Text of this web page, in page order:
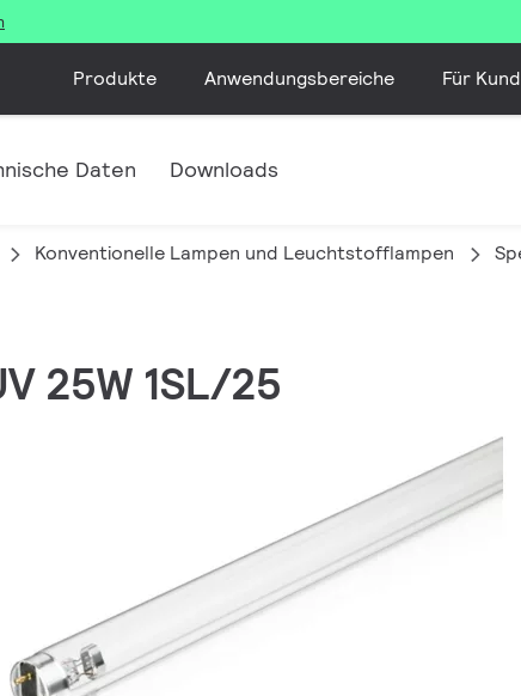
Produkte Anwendungsbereiche Für
Daten Downloads
Konventionelle Lampen und Leuchtstofflampen
25W 1SL/25